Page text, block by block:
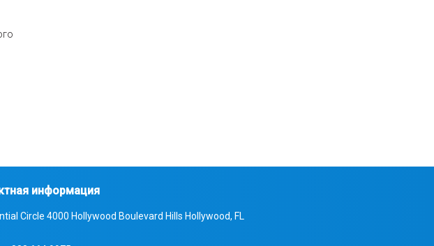
информация
Circle 4000 Hollywood Boulevard Hills Hollywood, FL